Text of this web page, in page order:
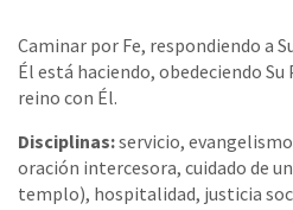
Caminar por Fe, respondiendo a
Él está haciendo, obedeciendo
reino con Él.
Disciplinas:servicio,
oración intercesora, cuidado de
templo), hospitalidad, justicia